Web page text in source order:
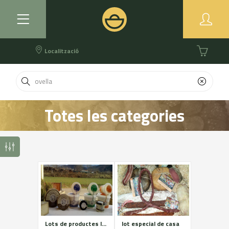
Localització
Totes les categories
Lots de productes làctics: Iogurt matons, rectuis, formatge fresc, formatges madurats, llet crua
lot especial de casa